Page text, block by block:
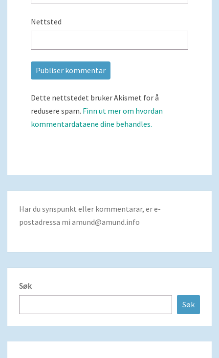
Nettsted
Dette nettstedet bruker Akismet for å
redusere spam. Finn ut mer om hvordan
kommentardataene dine behandles.
Har du synspunkt eller kommentarar, er e-
postadressa mi amund@amund.info
Søk
Søk